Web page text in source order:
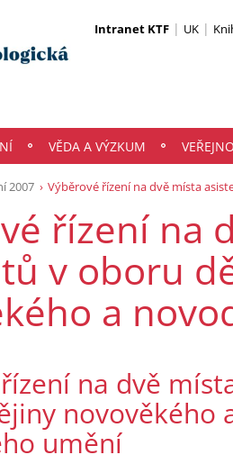
Intranet KTF UK
VĚDA A VÝZKUM
2007 Výběrové řízení na dvě místa
řízení na
v oboru
a
na dvě
novověkého
umění